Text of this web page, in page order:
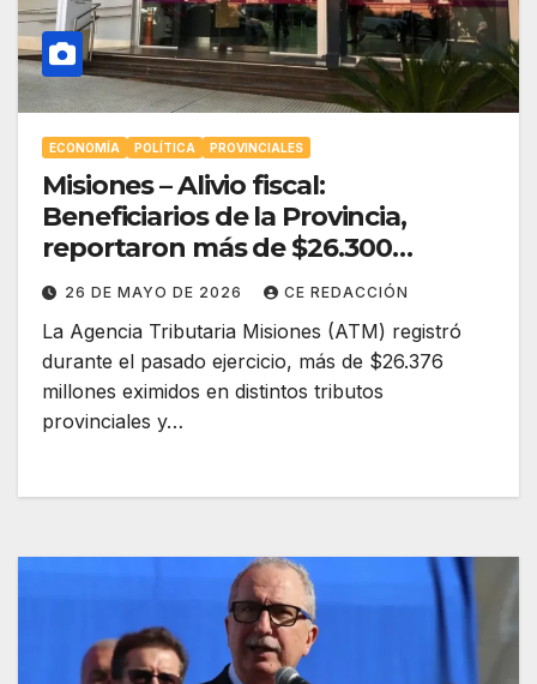
ECONOMÍA POLÍTICA PROVINCIALES
Misiones – Alivio fiscal:
Beneficiarios de la Provincia,
reportaron más de $26.300
millones en impuestos eximidos
durante 2025
26 DE MAYO DE 2026 CE REDACCIÓN
La Agencia Tributaria Misiones (ATM) registró
durante el pasado ejercicio, más de $26.376
millones eximidos en distintos tributos
provinciales y…